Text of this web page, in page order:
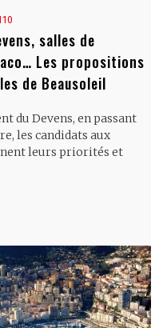
salles de
Les propositions
de Beausoleil
du Devens, en passant
les candidats aux
leurs priorités et